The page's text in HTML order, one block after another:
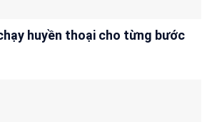
huyền thoại cho từng bước